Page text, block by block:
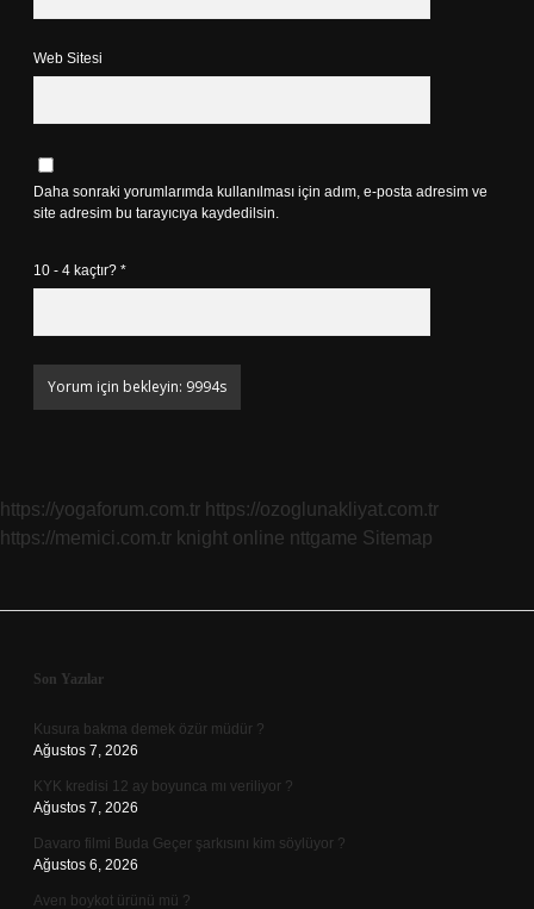
Web Sitesi
Daha sonraki yorumlarımda kullanılması için adım, e-posta adresim ve
site adresim bu tarayıcıya kaydedilsin.
10 - 4 kaçtır? *
https://yogaforum.com.tr https://ozoglunakliyat.com.tr
https://memici.com.tr knight online nttgame Sitemap
Sidebar
Son Yazılar
Kusura bakma demek özür müdür ?
Ağustos 7, 2026
KYK kredisi 12 ay boyunca mı veriliyor ?
Ağustos 7, 2026
Davaro filmi Buda Geçer şarkısını kim söylüyor ?
Ağustos 6, 2026
Aven boykot ürünü mü ?